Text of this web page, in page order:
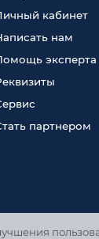
кабинет
нам
эксперта
партнером